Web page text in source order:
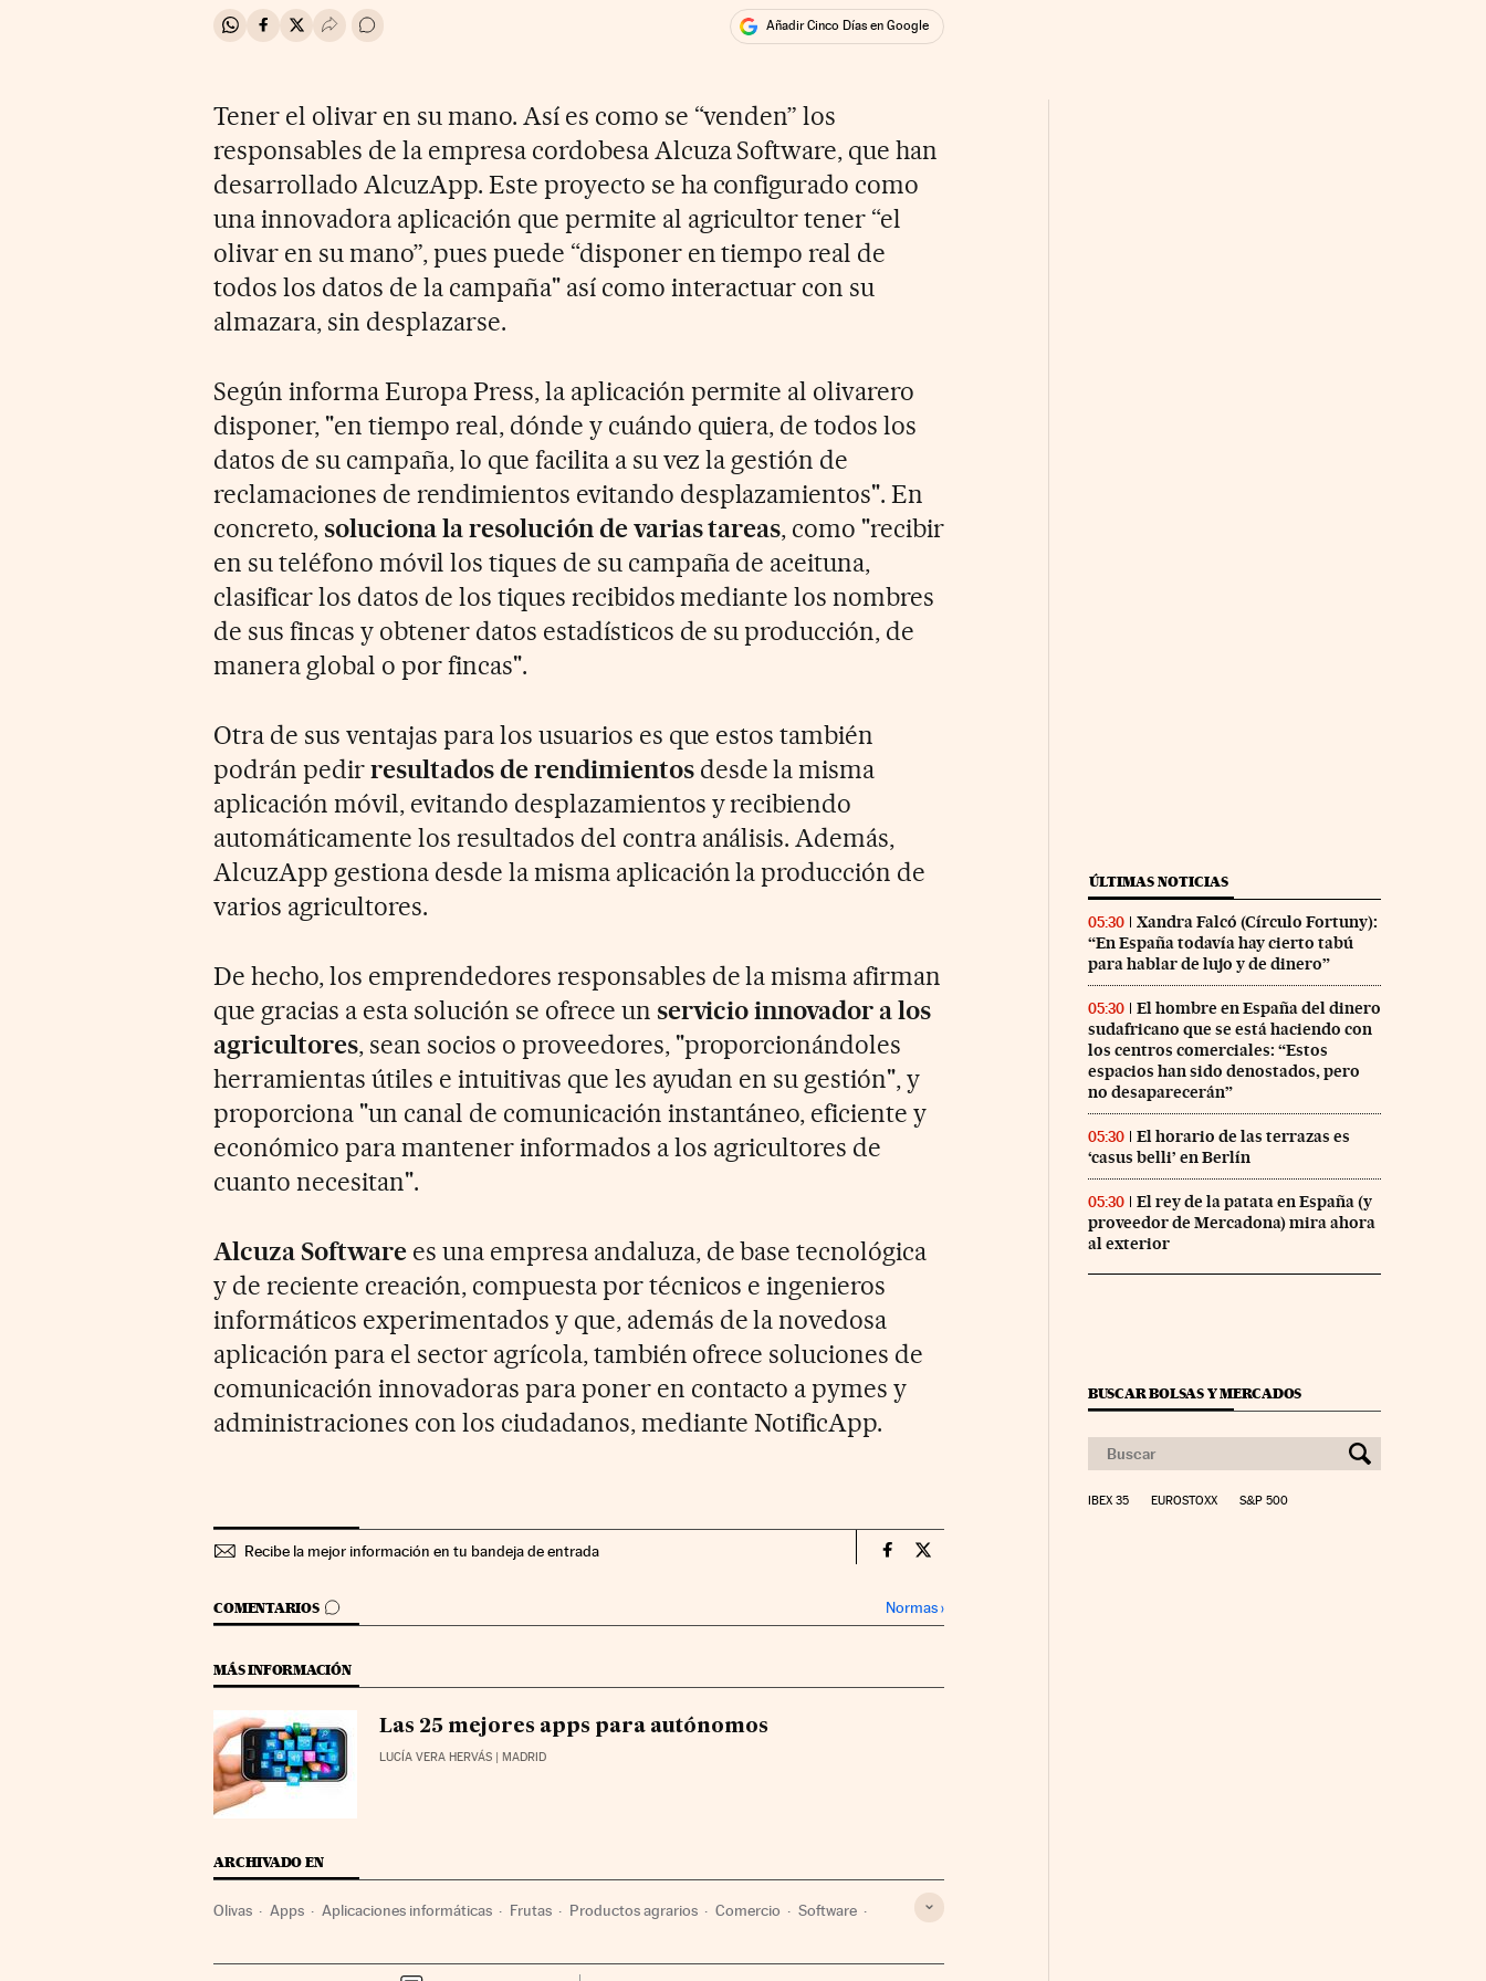
Compartir en Whatsapp
Compartir en Facebook
Compartir en Twitter
Desplegar Redes Sociales
Ir a los comentarios Añadir Cinco Días en Google
Tener el olivar en su mano. Así es como se “venden” los
responsables de la empresa cordobesa Alcuza Software, que han
desarrollado AlcuzApp. Este proyecto se ha configurado como
una innovadora aplicación que permite al agricultor tener “el
olivar en su mano”, pues puede “disponer en tiempo real de
todos los datos de la campaña" así como interactuar con su
almazara, sin desplazarse.
Según informa Europa Press, la aplicación permite al olivarero
disponer, "en tiempo real, dónde y cuándo quiera, de todos los
datos de su campaña, lo que facilita a su vez la gestión de
reclamaciones de rendimientos evitando desplazamientos". En
concreto,soluciona la resolución de varias tareas, como "recibir
en su teléfono móvil los tiques de su campaña de aceituna,
clasificar los datos de los tiques recibidos mediante los nombres
de sus fincas y obtener datos estadísticos de su producción, de
manera global o por fincas".
Otra de sus ventajas para los usuarios es que estos también
podrán pedirresultados de rendimientosdesde la misma
aplicación móvil, evitando desplazamientos y recibiendo
automáticamente los resultados del contra análisis. Además,
AlcuzApp gestiona desde la misma aplicación la producción de
varios agricultores.
De hecho, los emprendedores responsables de la misma afirman
que gracias a esta solución se ofrece un servicio innovador a los
agricultores, sean socios o proveedores, "proporcionándoles
herramientas útiles e intuitivas que les ayudan en su gestión", y
proporciona "un canal de comunicación instantáneo, eficiente y
económico para mantener informados a los agricultores de
cuanto necesitan".
Alcuza Software es una empresa andaluza, de base tecnológica
y de reciente creación, compuesta por técnicos e ingenieros
informáticos experimentados y que, además de la novedosa
aplicación para el sector agrícola, también ofrece soluciones de
comunicación innovadoras para poner en contacto a pymes y
administraciones con los ciudadanos, mediante NotificApp.
Recibe la mejor información en tu bandeja de entrada Territorio Pyme Cinco Días en Facebook
Territorio Pyme Cinco Días en Twitter
COMENTARIOS
IR A LOS COMENTARIOS Normas›
MÁS INFORMACIÓN
Las 25 mejores apps para autónomos
LUCÍA VERA HERVÁS | MADRID
ARCHIVADO EN
Olivas Apps Aplicaciones informáticas Frutas Productos agrarios Comercio Software
ÚLTIMAS NOTICIAS
05:30
Xandra Falcó (Círculo Fortuny):
“En España todavía hay cierto tabú
para hablar de lujo y de dinero”
05:30
El hombre en España del dinero
sudafricano que se está haciendo con
los centros comerciales: “Estos
espacios han sido denostados, pero
no desaparecerán”
05:30
El horario de las terrazas es
‘casus belli’ en Berlín
05:30
El rey de la patata en España (y
proveedor de Mercadona) mira ahora
al exterior
BUSCAR BOLSAS Y MERCADOS
IBEX 35 EUROSTOXX S&P 500